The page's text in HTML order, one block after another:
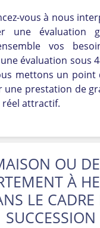
vous à nous
une évaluation
vos
évaluation sous
mettons un point
une prestation de
attractif.
OU
À
LE CADRE
SUCCESSION